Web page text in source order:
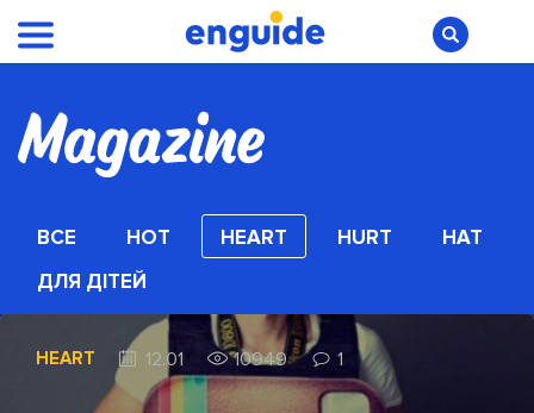
ВСЕ HOT HEART HURT
HAT
ДЛЯ ДІТЕЙ
HEART 12.01 10949 1